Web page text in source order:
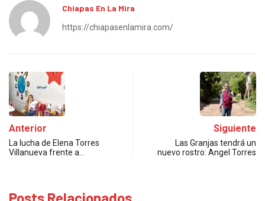
Chiapas En La Mira
https://chiapasenlamira.com/
Anterior
La lucha de Elena Torres
Villanueva frente a…
Siguiente
Las Granjas tendrá un
nuevo rostro: Angel Torres